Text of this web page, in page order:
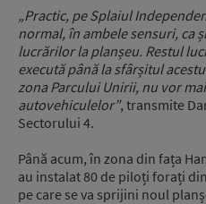
„Practic, pe Splaiul
normal, în ambele sensuri, ca
lucrărilor la planșeu. Restul
execută până la sfârșitul
zona Parcului Unirii, nu vor
autovehiculelor”, transmite
Sectorului 4.
Până acum, în zona din fața
au instalat 80 de piloți forați
pe care se va sprijini noul